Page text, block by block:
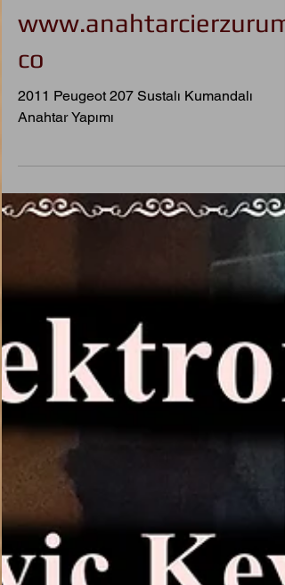
Kumanda Kopyalama
0544 542 51 22
www.anahtarcierzurum.
co